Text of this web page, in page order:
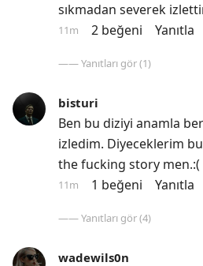
sıkmadan severek
11m 2 beğeni Yanıtla
—— Yanıtları gör (1)
bisturi
Ben bu diziyi anamla
izledim. Diyeceklerim
the fucking story men.:(
11m 1 beğeni Yanıtla
—— Yanıtları gör (4)
wadewils0n